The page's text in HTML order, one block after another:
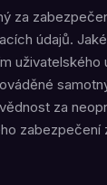
za
údajů.
uživatelského
za
zabezpečení